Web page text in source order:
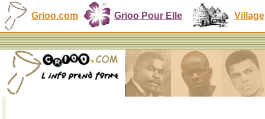
Grioo.com Grioo Pour Elle Village